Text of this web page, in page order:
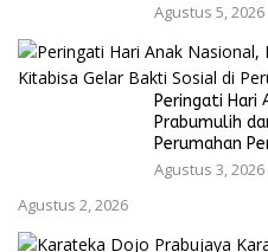
Agustus 5, 2026
Peringati Hari
Prabumulih
Perumahan
Agustus 3, 2026
Agustus 2, 2026